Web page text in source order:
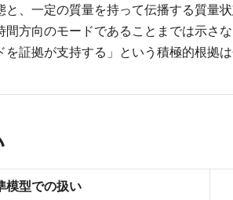
、一定の質量を持って伝播する質量
方向のモードであることまでは示さ
証拠が支持する」という積極的根拠は
模型での扱い